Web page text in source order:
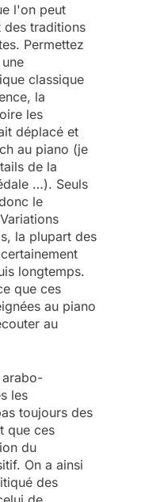
l'on peut
des traditions
Permettez
classique
la
les
déplacé et
au piano (je
de la
…). Seuls
le
la plupart des
longtemps.
que ces
au piano
au
arabo-
les
toujours des
que ces
du
On a ainsi
des